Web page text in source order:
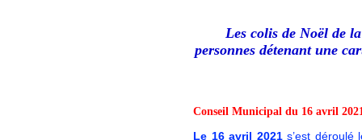
Les colis de Noël de
personnes détenant une
Conseil Municipal du 16 avril
Le 16 avril 2021s’est déroulé